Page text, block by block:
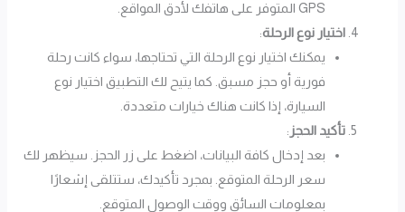
GPS المتوفر على هاتفك لأدق المواقع.
اختيار نوع الرحلة:
يمكنك اختيار نوع الرحلة التي تحتاجها، سواء كانت رحلة
فورية أو حجز مسبق. كما يتيح لك التطبيق اختيار نوع
السيارة، إذا كانت هناك خيارات متعددة.
تأكيد الحجز :
بعد إدخال كافة البيانات، اضغط على زر الحجز. سيظهر لك
سعر الرحلة المتوقع. بمجرد تأكيدك، ستتلقى إشعارًا
بمعلومات السائق ووقت الوصول المتوقع.